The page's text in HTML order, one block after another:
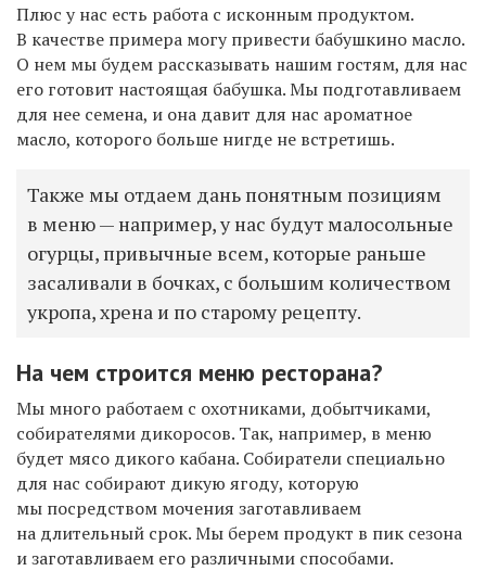
Плюс у нас есть работа с исконным продуктом.
В качестве примера могу привести бабушкино масло.
О нем мы будем рассказывать нашим гостям, для нас
его готовит настоящая бабушка. Мы подготавливаем
для нее семена, и она давит для нас ароматное
масло, которого больше нигде не встретишь.
Также мы отдаем дань понятным позициям
в меню — например, у нас будут малосольные
огурцы, привычные всем, которые раньше
засаливали в бочках, с большим количеством
укропа, хрена и по старому рецепту.
На чем строится меню ресторана?
Мы много работаем с охотниками, добытчиками,
собирателями дикоросов. Так, например, в меню
будет мясо дикого кабана. Собиратели специально
для нас собирают дикую ягоду, которую
мы посредством мочения заготавливаем
на длительный срок. Мы берем продукт в пик сезона
и заготавливаем его различными способами.